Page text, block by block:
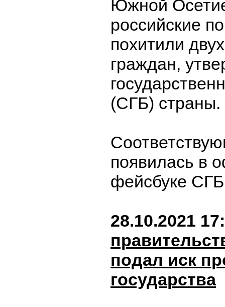
Южной
российские
похитили
граждан,
(СГБ) страны.
появилась в
фейсбуке
28.10.2021
подал иск
государства